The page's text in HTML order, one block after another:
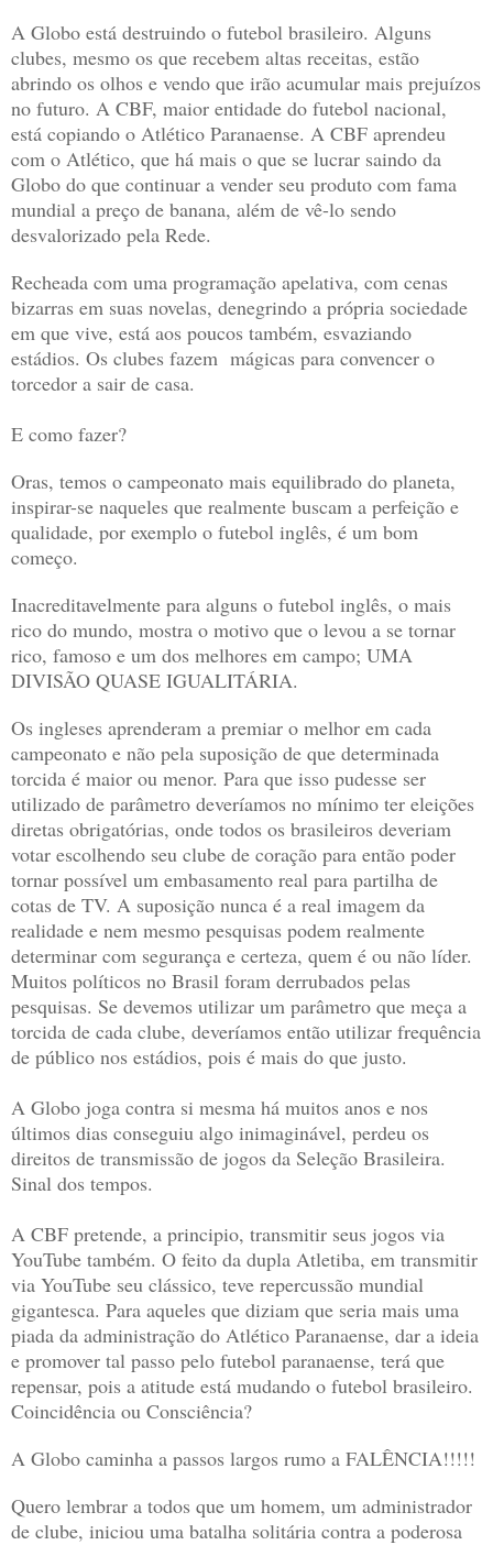
A Globo está destruindo o futebol brasileiro. Alguns
clubes, mesmo os que recebem altas receitas, estão
abrindo os olhos e vendo que irão acumular mais prejuízos
no futuro. A CBF, maior entidade do futebol nacional,
está copiando o Atlético Paranaense. A CBF aprendeu
com o Atlético, que há mais o que se lucrar saindo da
Globo do que continuar a vender seu produto com fama
mundial a preço de banana, além de vê-lo sendo
desvalorizado pela Rede.
Recheada com uma programação apelativa, com cenas
bizarras em suas novelas, denegrindo a própria sociedade
em que vive, está aos poucos também, esvaziando
estádios. Os clubes fazem mágicas para convencer o
torcedor a sair de casa.
E como fazer?
Oras, temos o campeonato mais equilibrado do planeta,
inspirar-se naqueles que realmente buscam a perfeição e
qualidade, por exemplo o futebol inglês, é um bom
começo.
Inacreditavelmente para alguns o futebol inglês, o mais
rico do mundo, mostra o motivo que o levou a se tornar
rico, famoso e um dos melhores em campo; UMA
DIVISÃO QUASE IGUALITÁRIA.
Os ingleses aprenderam a premiar o melhor em cada
campeonato e não pela suposição de que determinada
torcida é maior ou menor. Para que isso pudesse ser
utilizado de parâmetro deveríamos no mínimo ter eleições
diretas obrigatórias, onde todos os brasileiros deveriam
votar escolhendo seu clube de coração para então poder
tornar possível um embasamento real para partilha de
cotas de TV. A suposição nunca é a real imagem da
realidade e nem mesmo pesquisas podem realmente
determinar com segurança e certeza, quem é ou não líder.
Muitos políticos no Brasil foram derrubados pelas
pesquisas. Se devemos utilizar um parâmetro que meça a
torcida de cada clube, deveríamos então utilizar frequência
de público nos estádios, pois é mais do que justo.
A Globo joga contra si mesma há muitos anos e nos
últimos dias conseguiu algo inimaginável, perdeu os
direitos de transmissão de jogos da Seleção Brasileira.
Sinal dos tempos.
A CBF pretende, a principio, transmitir seus jogos via
YouTube também. O feito da dupla Atletiba, em transmitir
via YouTube seu clássico, teve repercussão mundial
gigantesca. Para aqueles que diziam que seria mais uma
piada da administração do Atlético Paranaense, dar a ideia
e promover tal passo pelo futebol paranaense, terá que
repensar, pois a atitude está mudando o futebol brasileiro.
Coincidência ou Consciência?
A Globo caminha a passos largos rumo a FALÊNCIA!!!!!
Quero lembrar a todos que um homem, um administrador
de clube, iniciou uma batalha solitária contra a poderosa